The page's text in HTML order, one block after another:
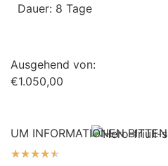
Dauer: 8 Tage
Ausgehend von:
€1.050,00
UM INFORMATIONEN BITTEN
★★★★★